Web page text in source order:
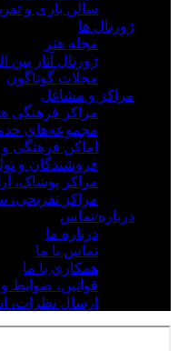
سالن بازی و
ژورنال ها
مجله هنر
ژورنال آثار بین
مجلات گوناگون
مراکز و مشاغل
مراکز فرهنگی
مجموعه‌های
اماکن فرهنگی
فروشندگان و
مراکز پوشاک،
مراکز
درباره/تماس
درباره ما
تماس با ما
همکاری با ما
قوانین، ضوابط
ارسال نظرات،